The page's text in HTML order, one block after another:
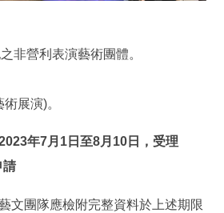
非營利表演藝術團體。
展演)。
年7月1日至8月10日，受理
請
文團隊應檢附完整資料於上述期限